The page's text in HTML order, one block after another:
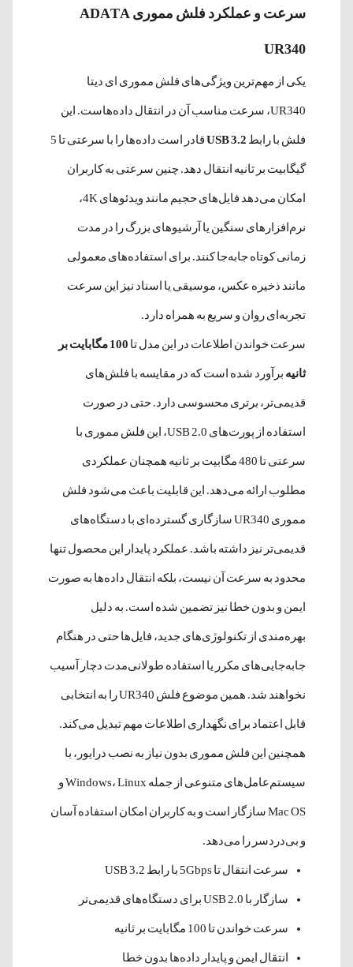
سرعت و عملکرد فلش مموری ADATA
UR340
یکی از مهم‌ترین ویژگی‌های فلش مموری ای دیتا
UR340، سرعت مناسب آن در انتقال داده‌هاست. این
فلش با رابط USB 3.2 قادر است داده‌ها را با سرعتی تا 5
گیگابیت بر ثانیه انتقال دهد. چنین سرعتی به کاربران
امکان می‌دهد فایل‌های حجیم مانند ویدئوهای 4K،
نرم‌افزارهای سنگین یا آرشیوهای بزرگ را در مدت
زمانی کوتاه جابه‌جا کنند. برای استفاده‌های معمولی
مانند ذخیره عکس، موسیقی یا اسناد نیز این سرعت
تجربه‌ای روان و سریع به همراه دارد.
سرعت خواندن اطلاعات در این مدل تا 100 مگابایت بر
ثانیه برآورد شده است که در مقایسه با فلش‌های
قدیمی‌تر، برتری محسوسی دارد. حتی در صورت
استفاده از پورت‌های USB 2.0، این فلش مموری با
سرعتی تا 480 مگابیت بر ثانیه همچنان عملکردی
مطلوب ارائه می‌دهد. این قابلیت باعث می‌شود فلش
مموری UR340 سازگاری گسترده‌ای با دستگاه‌های
قدیمی‌تر نیز داشته باشد. عملکرد پایدار این محصول تنها
محدود به سرعت آن نیست، بلکه انتقال داده‌ها به صورت
ایمن و بدون خطا نیز تضمین شده است. به دلیل
بهره‌مندی از تکنولوژی‌های جدید، فایل‌ها حتی در هنگام
جابه‌جایی‌های مکرر یا استفاده طولانی‌مدت دچار آسیب
نخواهند شد. همین موضوع فلش UR340 را به انتخابی
قابل اعتماد برای نگهداری اطلاعات مهم تبدیل می‌کند.
همچنین این فلش مموری بدون نیاز به نصب درایور، با
سیستم‌عامل‌های متنوعی از جمله Windows، Linux و
Mac OS سازگار است و به کاربران امکان استفاده آسان
و بی‌دردسر را می‌دهد.
سرعت انتقال تا 5Gbps با رابط USB 3.2
سازگار با USB 2.0 برای دستگاه‌های قدیمی‌تر
سرعت خواندن تا 100 مگابایت بر ثانیه
انتقال ایمن و پایدار داده‌ها بدون خطا